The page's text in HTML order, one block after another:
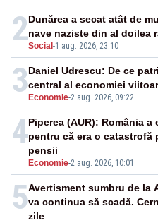
2Social -1 aug. 2026, 23:10
Dunărea a secat atât de
nave naziste din al doilea
3 Economie-2 aug. 2026, 09:22
Daniel Udrescu: De ce
central al economiei
4
Economie-2 aug. 2026, 10:01
Piperea (AUR): România
pentru că era o
pensii
5Avertisment sumbru de la
va continua să scadă.
zile